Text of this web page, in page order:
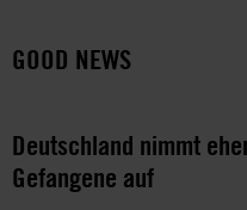
GOOD NEWS
Deutschland nimmt
Gefangene auf